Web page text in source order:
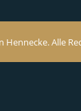
Hennecke. Alle